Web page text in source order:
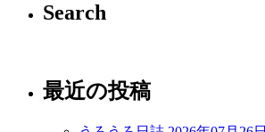
Search
最近の投稿